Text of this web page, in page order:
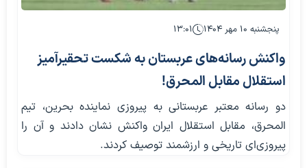
پنجشنبه ۱۰ مهر ۱۴۰۴ ۱۳:۰۱
واکنش رسانه‌های عربستان به شکست تحقیرآمیز
استقلال مقابل المحرق!
دو رسانه معتبر عربستانی به پیروزی نماینده بحرین، تیم
المحرق، مقابل استقلال ایران واکنش نشان دادند و آن را
پیروزی‌ای تاریخی و ارزشمند توصیف کردند.